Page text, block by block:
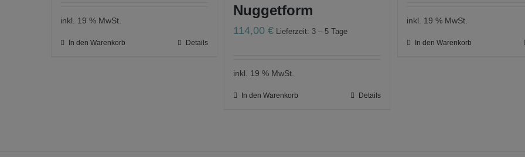
inkl. 19 % MwSt.
In den Warenkorb Details
Nuggetform
114,00€ Lieferzeit: 3 – 5 Tage
inkl. 19 % MwSt.
In den Warenkorb Details
inkl. 19 % MwSt.
In den Warenkorb